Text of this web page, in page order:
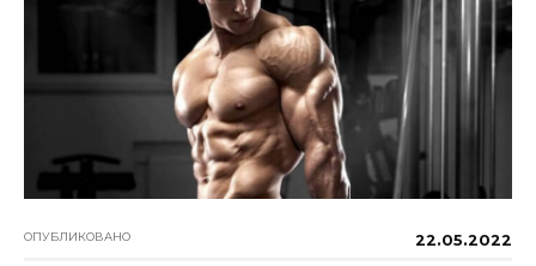
ОПУБЛИКОВАНО 22.05.2022